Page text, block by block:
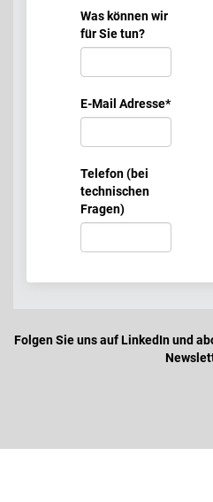
Was können wir
für Sie tun?
E-Mail Adresse*
Telefon (bei
technischen
Fragen)
Folgen Sie uns auf LinkedIn und